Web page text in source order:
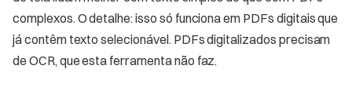
complexos. O detalhe: isso só funciona em PDFs digitais que
já contêm texto selecionável. PDFs digitalizados precisam
de OCR, que esta ferramenta não faz.